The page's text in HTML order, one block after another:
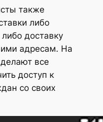
также
либо
доставку
адресам. На
все
доступ к
со своих